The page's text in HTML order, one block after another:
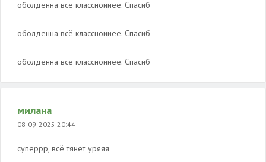
оболденна всё классноииее. Спасиб
оболденна всё классноииее. Спасиб
оболденна всё классноииее. Спасиб
милана
08-09-2025 20:44
суперрр, всё тянет уряяя